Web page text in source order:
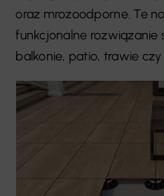
oraz mrozoodporne. Te
funkcjonalne rozwiązanie
balkonie, patio, trawie czy